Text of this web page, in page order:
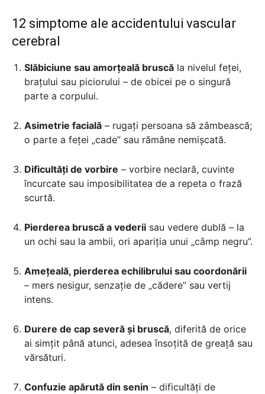
12 simptome ale accidentului vascular
cerebral
Slăbiciune sau amorțeală bruscă la nivelul feței,
brațului sau piciorului – de obicei pe o singură
parte a corpului.
Asimetrie facială – rugați persoana să zâmbească;
o parte a feței „cade” sau rămâne nemișcată.
Dificultăți de vorbire – vorbire neclară, cuvinte
încurcate sau imposibilitatea de a repeta o frază
scurtă.
Pierderea bruscă a vederii sau vedere dublă – la
un ochi sau la ambii, ori apariția unui „câmp negru”.
Amețeală, pierderea echilibrului sau coordonării
– mers nesigur, senzație de „cădere” sau vertij
intens.
Durere de cap severă și bruscă, diferită de orice
ai simțit până atunci, adesea însoțită de greață sau
vărsături.
Confuzie apărută din senin – dificultăți de